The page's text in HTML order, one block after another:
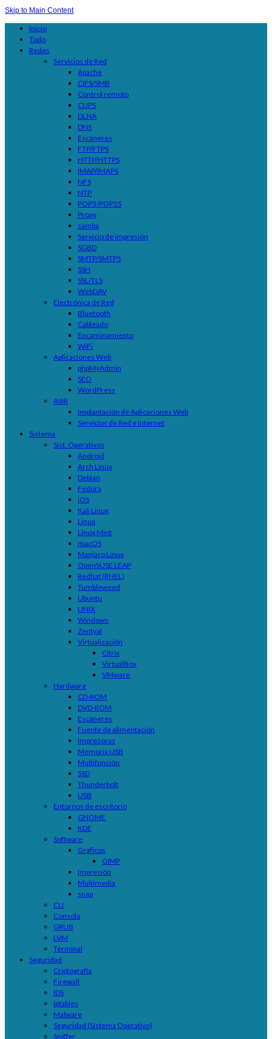
Skip to Main Content
Inicio
Todo
Redes
Servicios de Red
Apache
CIFS/SMB
Control remoto
CUPS
DLNA
DNS
Escáneres
FTP/FTPS
HTTP/HTTPS
IMAP/IMAPS
NFS
NTP
POP3/POP3S
Proxy
samba
Servicio de impresión
SGBD
SMTP/SMTPS
SSH
SSL/TLS
WebDAV
Electrónica de Red
Bluetooth
Cableado
Encaminamiento
WiFi
Aplicaciones Web
phpMyAdmin
SEO
WordPress
ASIR
Implantación de Aplicaciones Web
Servicios de Red e Internet
Sistema
Sist. Operativos
Android
Arch Linux
Debian
Fedora
iOS
Kali Linux
Linux
Linux Mint
macOS
Manjaro Linux
OpenSUSE LEAP
Redhat (RHEL)
Tumbleweed
Ubuntu
UNIX
Windows
Zentyal
Virtualización
Citrix
VirtualBox
VMware
Hardware
CD-ROM
DVD-ROM
Escáneres
Fuente de alimentación
Impresoras
Memoria USB
Multifunción
SSD
Thunderbolt
USB
Entornos de escritorio
GNOME
KDE
Software
Gráficos
GIMP
Impresión
Multimedia
snap
CLI
Consola
GRUB
LVM
Terminal
Seguridad
Criptografía
Firewall
IDS
iptables
Malware
Seguridad (Sistema Operativo)
Sniffer